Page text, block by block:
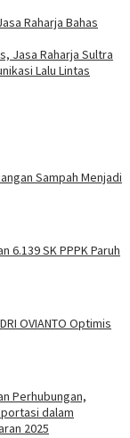
Raharja Bahas
Jasa Raharja Sultra
Lalu Lintas
Sampah Menjadi
SK PPPK Paruh
OVIANTO Optimis
Perhubungan,
dalam
2025